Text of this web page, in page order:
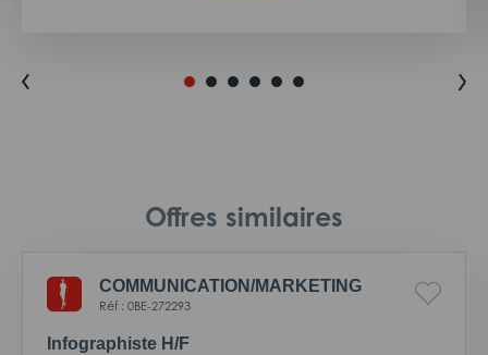
Offres similaires
COMMUNICATION/MARKETING
Réf : 0BE-272293
Infographiste H/F